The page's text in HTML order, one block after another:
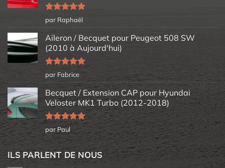
Note5sur
5
par Raphaël
Aileron / Becquet pour Peugeot 508 SW
(2010 à Aujourd'hui)
Note5sur
5
par Fabrice
Becquet / Extension CAP pour Hyundai
Veloster MK1 Turbo (2012-2018)
Note5sur
5
par Paul
ILS PARLENT DE NOUS